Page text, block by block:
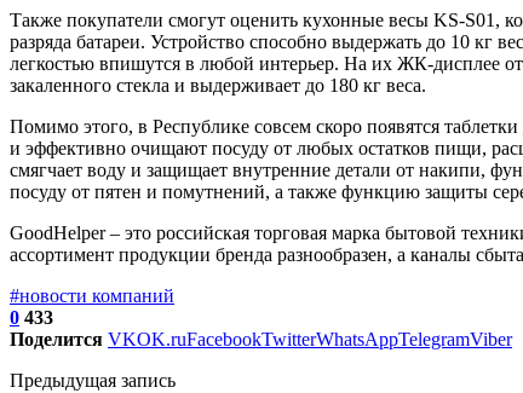
Также покупатели смогут оценить кухонные весы KS-S01,
разряда батареи. Устройство способно выдержать до 10 кг
легкостью впишутся в любой интерьер. На их ЖК-дисплее
закаленного стекла и выдерживает до 180 кг веса.
Помимо этого, в Республике совсем скоро появятся
и эффективно очищают посуду от любых остатков пищи,
смягчает воду и защищает внутренние детали от накипи,
посуду от пятен и помутнений, а также функцию защиты
GoodHelper – это российская торговая марка бытовой
ассортимент продукции бренда разнообразен, а каналы
#новости компаний
0 433
Поделится VKOK.ruFacebookTwitterWhatsAppTelegramViber
Предыдущая запись